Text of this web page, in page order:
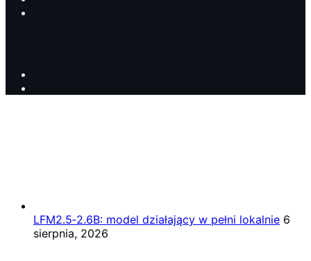
LFM2.5‑2.6B: model działający w pełni lokalnie 6
sierpnia, 2026